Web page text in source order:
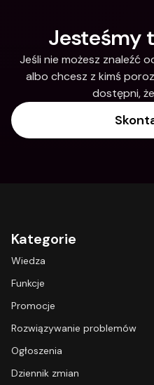
Jesteśmy
Jeśli nie możesz znaleźć
albo chcesz z kimś
dostępni,
Kategorie
Wiedza
Funkcje
Promocje
Rozwiązywanie problemów
Ogłoszenia
Dziennik zmian